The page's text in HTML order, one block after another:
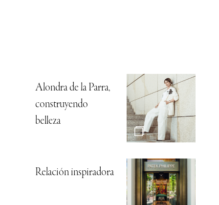
Alondra de la Parra,
construyendo
belleza
Relación inspiradora